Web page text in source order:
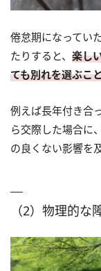
倦怠期になってい
たりすると、 楽し
ても別れを選ぶこ
例えば長年付き合
ら交際した場合に
の良くない影響を
（2）物理的な